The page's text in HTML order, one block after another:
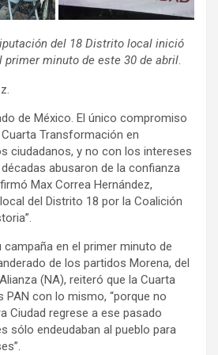
del 18 Distrito local inició
primer minuto de este 30 de abril.
de México. El único compromiso
Transformación en
ciudadanos, y no con los intereses
abusaron de la confianza
Max Correa Hernández,
del Distrito 18 por la Coalición
campaña en el primer minuto de
de los partidos Morena, del
(NA), reiteró que la Cuarta
con lo mismo, “porque no
Ciudad regrese a ese pasado
sólo endeudaban al pueblo para